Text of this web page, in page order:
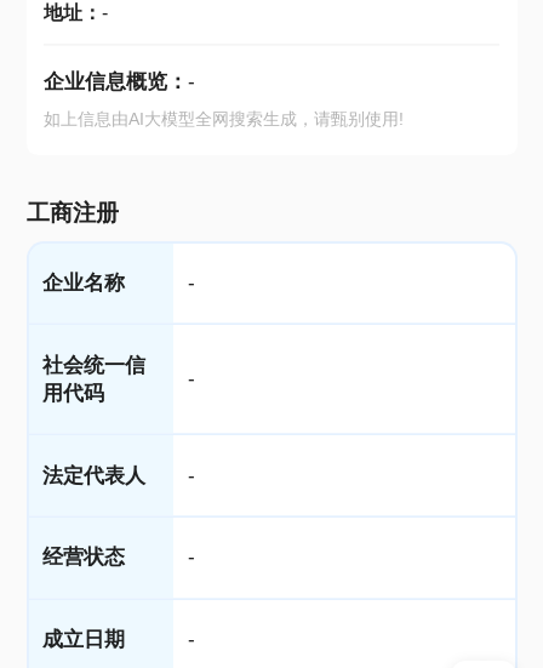
地址： -
企业信息概览： -
如上信息由AI大模型全网搜索生成，请甄别使用!
工商注册
企业名称 -
社会统一信
用代码
-
法定代表人 -
经营状态 -
成立日期 -